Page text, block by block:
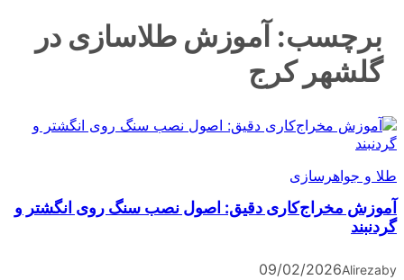
برچسب: آموزش طلاسازی در
گلشهر کرج
طلا و جواهرسازی
آموزش مخراج‌کاری دقیق: اصول نصب سنگ روی انگشتر و
گردنبند
by
Alireza
09/02/2026